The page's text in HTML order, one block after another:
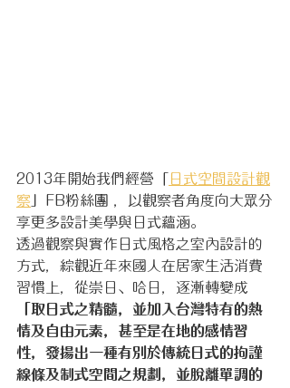
2013年開始我們經營「
日式空間設計觀
察 」FB粉絲團 ，以觀察者角度向大眾分
享更多設計美學與日式蘊涵。
透過觀察與實作日式風格之室內設計的
方式，綜觀近年來國人在居家生活消費
習慣上，從崇日、哈日，逐漸轉變成
「取日式之精髓，並加入台灣特有的熱
情及自由元素，甚至是在地的感情習
性，發揚出一種有別於傳統日式的拘謹
線條及制式空間之規劃，並脫離單調的